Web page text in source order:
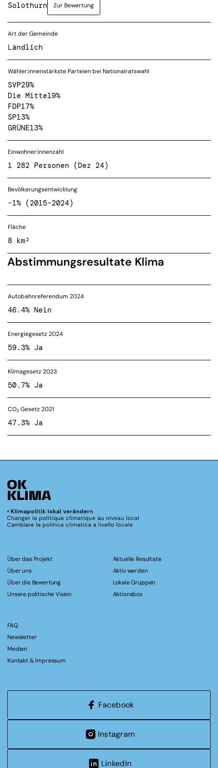
Solothurn Zur Bewertung
Art der Gemeinde
Ländlich
Wähler:innenstärkste Parteien bei Nationalratswahl
SVP29%
Die Mitte19%
FDP17%
SP13%
GRÜNE13%
Einwohner:innenzahl
1 282 Personen (Dez 24)
Bevölkerungsentwicklung
-1% (2015-2024)
Fläche
8 km²
Abstimmungsresultate Klima
Autobahnreferendum 2024
46.4% Nein
Energiegesetz 2024
59.3% Ja
Klimagesetz 2023
50.7% Ja
CO2 Gesetz 2021
47.3% Ja
Über das Projekt
Über uns
Über die Bewertung
Unsere politische Vision
Aktuelle Resultate
Aktiv werden
Lokale Gruppen
Aktionsbox
FAQ
Newsletter
Medien
Kontakt & Impressum
Facebook
Instagram
LinkedIn